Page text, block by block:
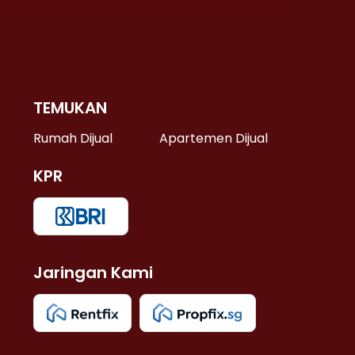
TEMUKAN
Rumah Dijual Apartemen Dijual
KPR
Jaringan Kami